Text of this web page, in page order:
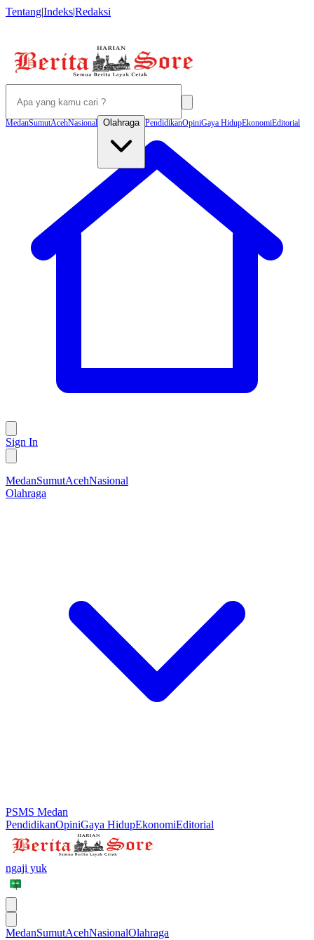
Tentang|Indeks|Redaksi
MedanSumutAcehNasional Olahraga PendidikanOpiniGaya HidupEkonomiEditorial
Sign In
MedanSumutAcehNasional
Olahraga
PSMS Medan
PendidikanOpiniGaya HidupEkonomiEditorial
ngaji yuk
MedanSumutAcehNasionalOlahraga